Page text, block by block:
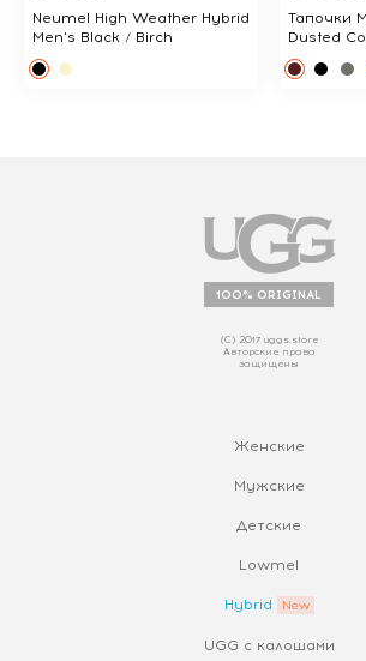
Neumel High Weather Hybrid
Men's Black / Birch
Тапочки
Dusted
100% ORIGINAL
(С) 2017 uggs.store
Авторские права
защищены
Женские
Мужские
Детские
Lowmel
Hybrid
UGG с калошами